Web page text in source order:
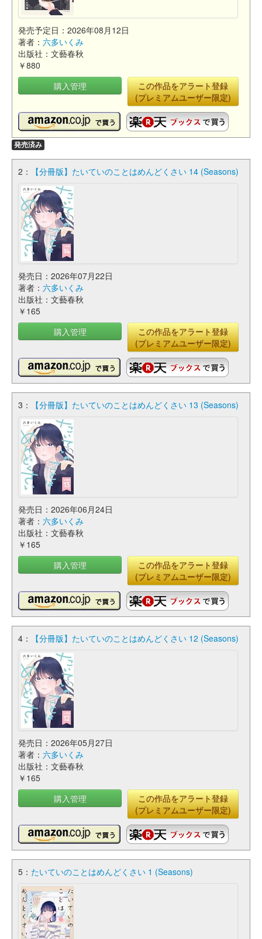
発売予定日：2026年08月12日
著者： 六多いくみ
出版社：文藝春秋
￥880
購入管理
この作品をアラート登録
(プレミアムユーザー限定)
発売済み
2： 【分冊版】たいていのことはめんどくさい 14 (Seasons)
発売日：2026年07月22日
著者： 六多いくみ
出版社：文藝春秋
￥165
購入管理
この作品をアラート登録
(プレミアムユーザー限定)
3： 【分冊版】たいていのことはめんどくさい 13 (Seasons)
発売日：2026年06月24日
著者： 六多いくみ
出版社：文藝春秋
￥165
購入管理
この作品をアラート登録
(プレミアムユーザー限定)
4： 【分冊版】たいていのことはめんどくさい 12 (Seasons)
発売日：2026年05月27日
著者： 六多いくみ
出版社：文藝春秋
￥165
購入管理
この作品をアラート登録
(プレミアムユーザー限定)
5： たいていのことはめんどくさい 1 (Seasons)